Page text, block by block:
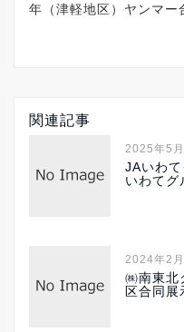
年（津軽地区）ヤンマー
関連記事
2025年5
JAいわ
いわてグ
2024年2
㈱南東
区合同展